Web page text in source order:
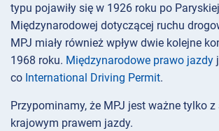
typu pojawiły się w 1926 roku po
Międzynarodowej dotyczącej ruchu
MPJ miały również wpływ dwie kolejne
1968 roku. Międzynarodowe prawo jazdy
co International Driving Permit.
Przypominamy, że MPJ jest ważne tylko
krajowym prawem jazdy.